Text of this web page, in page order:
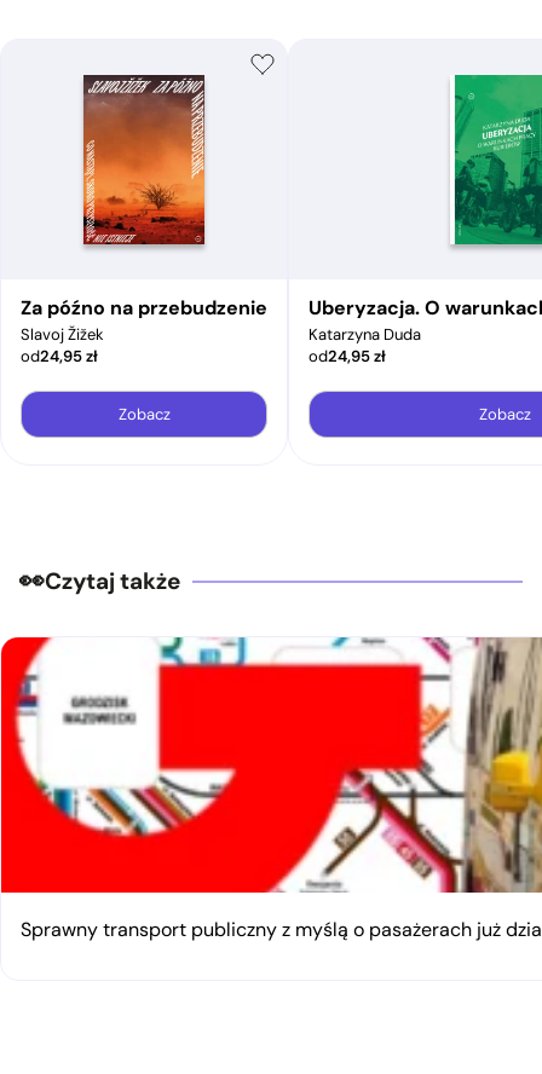
Za późno na przebudzenie
Slavoj Žižek
od24,95zł
Zobacz
Uberyzacja. O
Katarzyna Duda
od24,95zł
Zobacz
Czytaj także
Sprawny transport publiczny z myślą o pasażerach już